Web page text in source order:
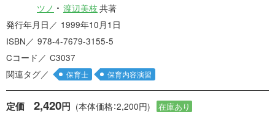
ツノ
渡辺美枝 共著
発行年月日
1999年10月1日
ISBN
978-4-7679-3155-5
Cコード
C3037
関連タグ
保育士 保育内容演習
定価 2,420円 (本体価格：2,200円) 在庫あり